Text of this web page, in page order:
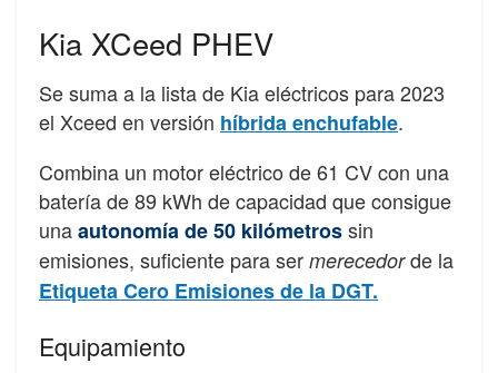
Kia XCeed PHEV
Se suma a la lista de Kia eléctricos para 2023
el Xceed en versión híbrida enchufable.
Combina un motor eléctrico de 61 CV con una
batería de 89 kWh de capacidad que consigue
unaautonomía de 50 kilómetrossin
emisiones, suficiente para ser merecedorde la
Etiqueta Cero Emisiones de la DGT.
Equipamiento